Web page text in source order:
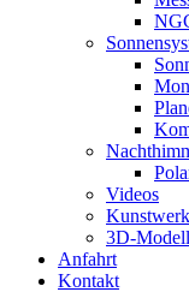
Videos
3D-
Anfahrt
Kontakt